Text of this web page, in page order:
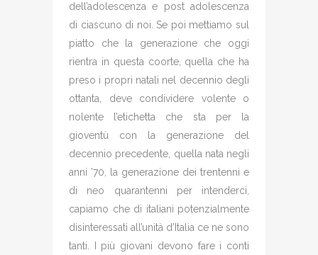
dell’adolescenza e post adolescenza
di ciascuno di noi. Se poi mettiamo sul
piatto che la generazione che oggi
rientra in questa coorte, quella che ha
preso i propri natali nel decennio degli
ottanta, deve condividere volente o
nolente l’etichetta che sta per la
gioventù con la generazione del
decennio precedente, quella nata negli
anni ’70, la generazione dei trentenni e
di neo quarantenni per intenderci,
capiamo che di italiani potenzialmente
disinteressati all’unità d’Italia ce ne sono
tanti. I più giovani devono fare i conti